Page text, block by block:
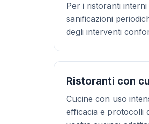
Per i ristoranti
sanificazioni
degli interventi
Ristoranti con
Cucine con uso
efficacia e protocolli